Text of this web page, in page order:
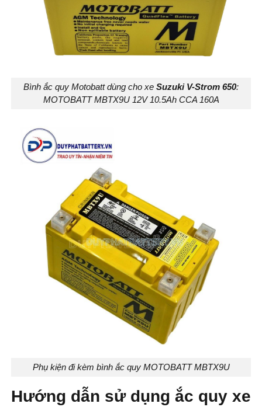
Bình ắc quy Motobatt dùng cho xe Suzuki V-Strom 650:
MOTOBATT MBTX9U 12V 10.5Ah CCA 160A
Phụ kiện đi kèm bình ắc quy MOTOBATT MBTX9U
Hướng dẫn sử dụng ắc quy xe